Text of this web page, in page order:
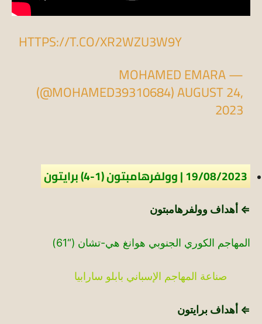
HTTPS://T.CO/XR2WZU3W9Y
— MOHAMED EMARA
(@MOHAMED39310684)AUGUST 24,
2023
19/08/2023 | وولفرهامبتون (1-4) برايتون
⇐ أهداف وولفرهامبتون
المهاجم الكوري الجنوبي هوانغ هي-تشان (“61)
صناعة المهاجم الإسباني بابلو سارابيا
⇐ أهداف برايتون